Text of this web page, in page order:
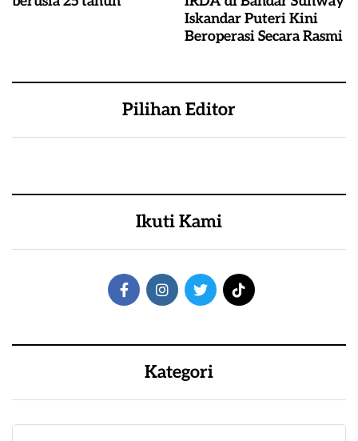
Iskandar Puteri Kini
Beroperasi Secara Rasmi
Pilihan Editor
Ikuti Kami
Kategori